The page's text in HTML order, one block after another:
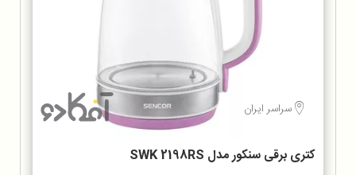
سراسر ایران
کتری برقی سنکور مدل SWK 2198RS